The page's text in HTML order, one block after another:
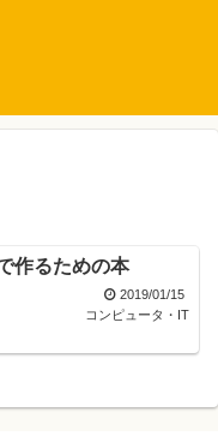
作るための本
2019/01/15
コンピュータ・IT